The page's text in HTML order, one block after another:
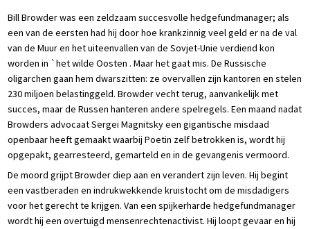
Bill Browder was een zeldzaam succesvolle hedgefundmanager; als
een van de eersten had hij door hoe krankzinnig veel geld er na de val
van de Muur en het uiteenvallen van de Sovjet-Unie verdiend kon
worden in `het wilde Oosten . Maar het gaat mis. De Russische
oligarchen gaan hem dwarszitten: ze overvallen zijn kantoren en stelen
230 miljoen belastinggeld. Browder vecht terug, aanvankelijk met
succes, maar de Russen hanteren andere spelregels. Een maand nadat
Browders advocaat Sergei Magnitsky een gigantische misdaad
openbaar heeft gemaakt waarbij Poetin zelf betrokken is, wordt hij
opgepakt, gearresteerd, gemarteld en in de gevangenis vermoord.
De moord grijpt Browder diep aan en verandert zijn leven. Hij begint
een vastberaden en indrukwekkende kruistocht om de misdadigers
voor het gerecht te krijgen. Van een spijkerharde hedgefundmanager
wordt hij een overtuigd mensenrechtenactivist. Hij loopt gevaar en hij